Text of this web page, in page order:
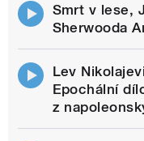
Smrt v lese,
Sherwooda
Lev
Epochální
z